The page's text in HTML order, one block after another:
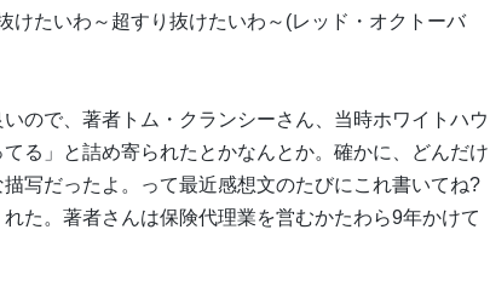
けたいわ～超すり抜けたいわ～(レッド・オクトーバ
ので、著者トム・クランシーさん、当時ホワイトハウ
る」と詰め寄られたとかなんとか。確かに、どんだけ
写だったよ。って最近感想文のたびにこれ書いてね?
た。著者さんは保険代理業を営むかたわら9年かけて